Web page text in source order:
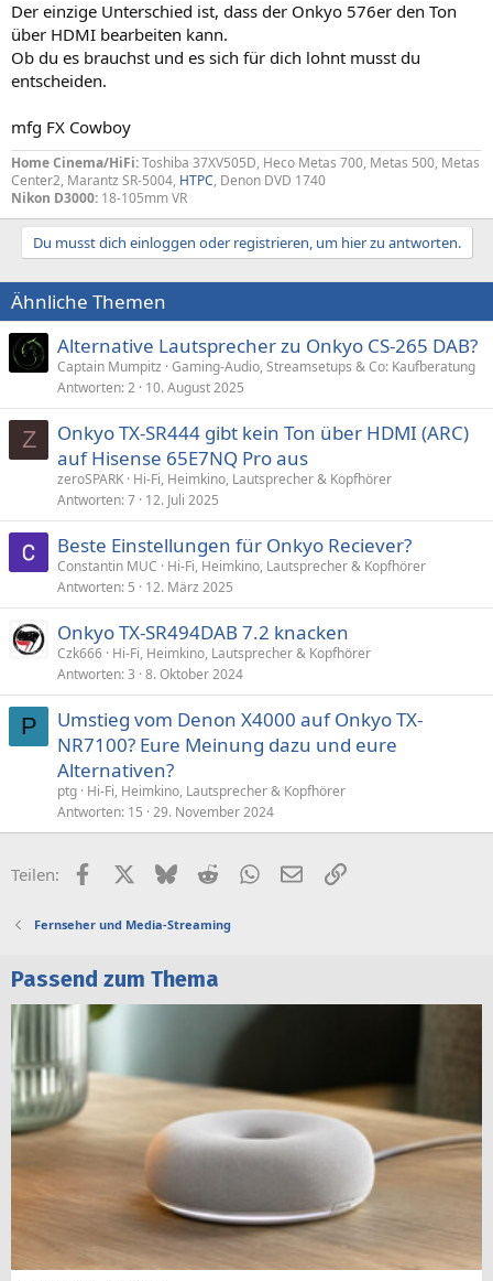
Der einzige Unterschied ist, dass der Onkyo 576er den Ton
über HDMI bearbeiten kann.
Ob du es brauchst und es sich für dich lohnt musst du
entscheiden.
mfg FX Cowboy
Home Cinema/HiFi:Toshiba 37XV505D, Heco Metas 700, Metas 500, Metas
Center2, Marantz SR-5004, HTPC, Denon DVD 1740
Nikon D3000: 18-105mm VR
Du musst dich einloggen oder registrieren, um hier zu antworten.
Ähnliche Themen
Alternative Lautsprecher zu Onkyo CS-265 DAB?
Captain Mumpitz Gaming-Audio, Streamsetups & Co: Kaufberatung
Antworten 2 10. August 2025
Z
Onkyo TX-SR444 gibt kein Ton über HDMI (ARC)
auf Hisense 65E7NQ Pro aus
zeroSPARK Hi-Fi, Heimkino, Lautsprecher & Kopfhörer
Antworten 7 12. Juli 2025
Beste Einstellungen für Onkyo Reciever?
Constantin MUC
Hi-Fi, Heimkino, Lautsprecher & Kopfhörer
Antworten 5 12. März 2025
Onkyo TX-SR494DAB 7.2 knacken
Czk666 Hi-Fi, Heimkino, Lautsprecher & Kopfhörer
Antworten 3 8. Oktober 2024
P
Umstieg vom Denon X4000 auf Onkyo TX-
NR7100? Eure Meinung dazu und eure
Alternativen?
ptg Hi-Fi, Heimkino, Lautsprecher & Kopfhörer
Antworten 15 29. November 2024
Teilen: FacebookX (Twitter)
BlueskyRedditWhatsApp
E-MailLink
Fernseher und Media-Streaming
Passend zum Thema